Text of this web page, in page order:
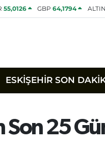
55,0126 GBP64,1794 ALTIN
ESKİŞEHİR SON
Son 25